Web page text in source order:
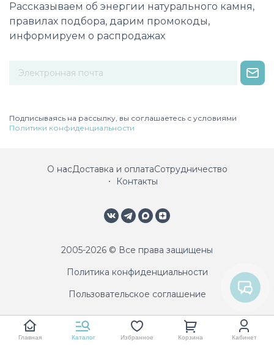
Рассказываем об энергии натурального камня,
правилах подбора, дарим промокоды,
информируем о распродажах
Подписываясь на рассылку, вы соглашаетесь с условиями
Политики конфиденциальности
О насДоставка и оплатаСотрудничество
Контакты
2005-2026 © Все права защищены
Политика конфиденциальности
Пользовательское соглашение
Главная Каталог Избранное Корзина Кабинет